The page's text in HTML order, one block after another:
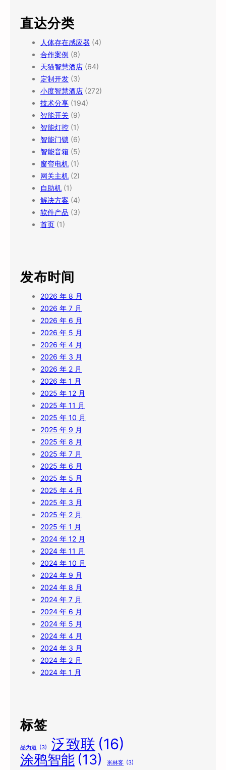
直达分类
人体存在感应器 (4)
合作案例 (8)
天猫智慧酒店 (64)
定制开发 (3)
小度智慧酒店 (272)
技术分享 (194)
智能开关 (9)
智能灯控 (1)
智能门锁 (6)
智能音箱 (5)
窗帘电机 (1)
网关主机 (2)
自助机 (1)
解决方案 (4)
软件产品 (3)
首页 (1)
发布时间
2026 年 8 月
2026 年 7 月
2026 年 6 月
2026 年 5 月
2026 年 4 月
2026 年 3 月
2026 年 2 月
2026 年 1 月
2025 年 12 月
2025 年 11 月
2025 年 10 月
2025 年 9 月
2025 年 8 月
2025 年 7 月
2025 年 6 月
2025 年 5 月
2025 年 4 月
2025 年 3 月
2025 年 2 月
2025 年 1 月
2024 年 12 月
2024 年 11 月
2024 年 10 月
2024 年 9 月
2024 年 8 月
2024 年 7 月
2024 年 6 月
2024 年 5 月
2024 年 4 月
2024 年 3 月
2024 年 2 月
2024 年 1 月
标签
品为道 (3) 泛致联 (16)
涂鸦智能 (13) 米林客 (3)